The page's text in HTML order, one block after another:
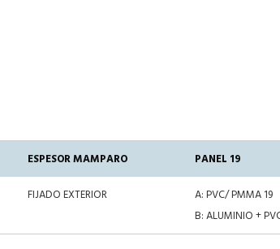
ESPESOR MAMPARO PANEL 19
FIJADO EXTERIOR
A: PVC/ PMMA 19
B: ALUMINIO +